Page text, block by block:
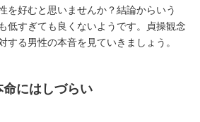
を好むと思いませんか？結論からいう
低すぎても良くないようです。貞操観念
する男性の本音を見ていきましょう。
命にはしづらい